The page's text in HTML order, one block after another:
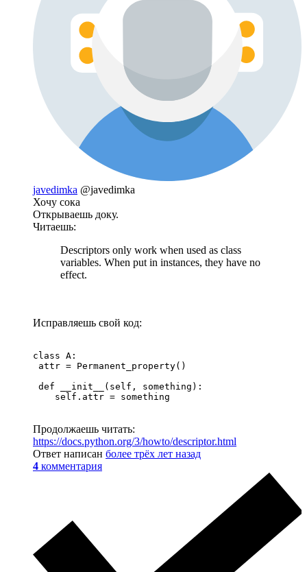
javedimka @javedimka
Хочу сока
Открываешь доку.
Читаешь:
Descriptors only work when used as class
variables. When put in instances, they have no
effect.
Исправляешь свой код:
class A:
attr = Permanent_property()
def __init__(self, something):
    self.attr = something
Продолжаешь читать:
https://docs.python.org/3/howto/descriptor.html
Ответ написан более трёх лет назад
4 комментария